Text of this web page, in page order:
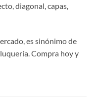
diagonal, capas,
es sinónimo de
Compra hoy y